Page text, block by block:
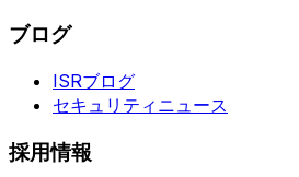
ブログ
ISRブログ
セキュリティニュース
採用情報